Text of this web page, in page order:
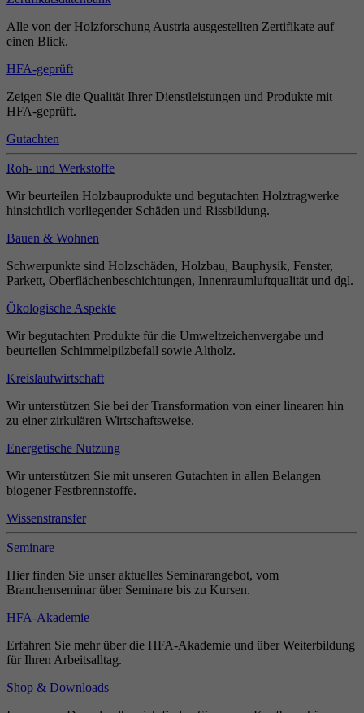
Alle von der Holzforschung Austria ausgestellten Zertifikate auf
einen Blick.
HFA-geprüft
Zeigen Sie die Qualität Ihrer Dienstleistungen und Produkte mit
HFA-geprüft.
Gutachten
Roh- und Werkstoffe
Wir beurteilen Holzbauprodukte und begutachten Holztragwerke
hinsichtlich vorliegender Schäden und Rissbildung.
Bauen & Wohnen
Schwerpunkte sind Holzschäden, Holzbau, Bauphysik, Fenster,
Parkett, Oberflächenbeschichtungen, Innenraumluftqualität und dgl.
Ökologische Aspekte
Wir begutachten Produkte für die Umweltzeichenvergabe und
beurteilen Schimmelpilzbefall sowie Altholz.
Kreislaufwirtschaft
Wir unterstützen Sie bei der Transformation von einer linearen hin
zu einer zirkulären Wirtschaftsweise.
Energetische Nutzung
Wir unterstützen Sie mit unseren Gutachten in allen Belangen
biogener Festbrennstoffe.
Wissenstransfer
Seminare
Hier finden Sie unser aktuelles Seminarangebot, vom
Branchenseminar über Seminare bis zu Kursen.
HFA-Akademie
Erfahren Sie mehr über die HFA-Akademie und über Weiterbildung
für Ihren Arbeitsalltag.
Shop & Downloads